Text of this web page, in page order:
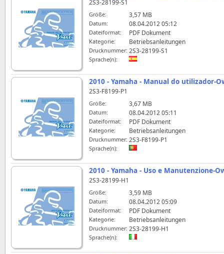
2S3-28199-S1
Größe: 3,57 MB
Datum: 08.04.2012 05:12
Dateiformat: PDF Dokument
Kategorie: Betriebsanleitungen
Drucknummer: 2S3-28199-S1
Sprache(n):
2010 - Yamaha - Manual do utilizador-
2S3-F8199-P1
Größe: 3,67 MB
Datum: 08.04.2012 05:11
Dateiformat: PDF Dokument
Kategorie: Betriebsanleitungen
Drucknummer: 2S3-F8199-P1
Sprache(n):
2010 - Yamaha - Uso e Manutenzione-
2S3-28199-H1
Größe: 3,59 MB
Datum: 08.04.2012 05:09
Dateiformat: PDF Dokument
Kategorie: Betriebsanleitungen
Drucknummer: 2S3-28199-H1
Sprache(n):